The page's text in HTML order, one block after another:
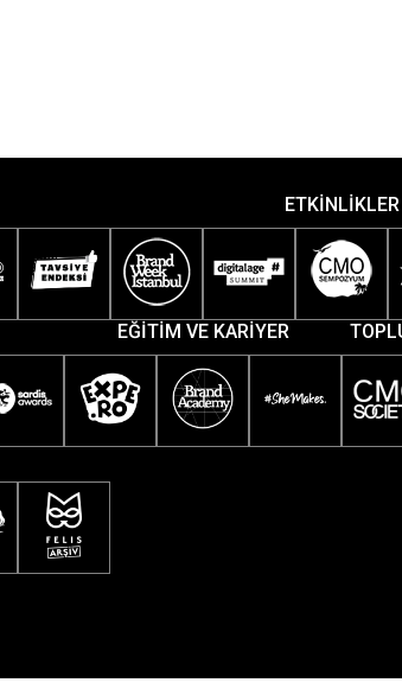
ETKİNLİKLER
EĞİTİM VE KARİYER